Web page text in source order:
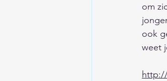
om
ook
weet